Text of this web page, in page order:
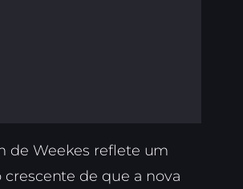
de Weekes reflete um
de que a nova